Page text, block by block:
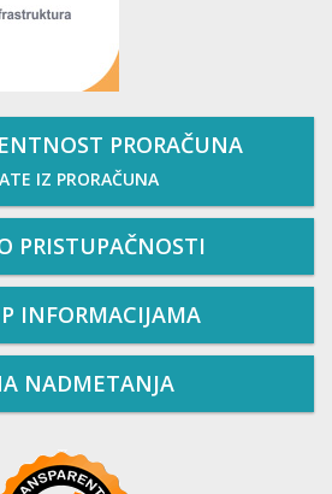
PRORAČUNA
IZ PRORAČUNA
PRISTUPAČNOSTI
INFORMACIJAMA
NADMETANJA